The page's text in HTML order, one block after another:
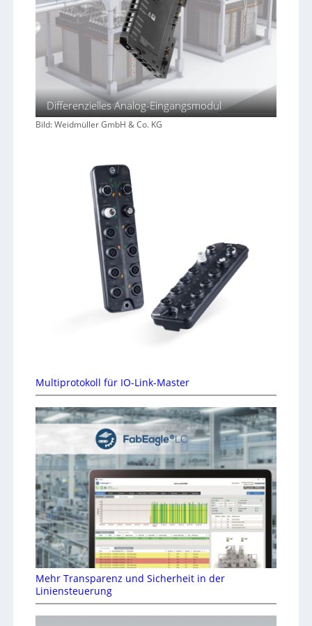
Differenzielles Analog-Eingangsmodul
Bild: Weidmüller GmbH & Co. KG
Multiprotokoll für IO-Link-Master
Mehr Transparenz und Sicherheit in der
Liniensteuerung